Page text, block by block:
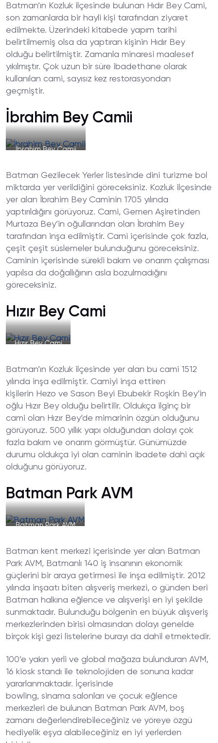
Batman’ın Kozluk ilçesinde bulunan Hıdır Bey Cami,
son zamanlarda bir hayli kişi tarafından ziyaret
edilmekte. Üzerindeki kitabede yapım tarihi
belirtilmemiş olsa da yaptıran kişinin Hıdır Bey
olduğu belirtilmiştir. Zamanla minaresi maalesef
yıkılmıştır. Çok uzun bir süre ibadethane olarak
kullanılan cami, sayısız kez restorasyondan
geçmiştir.
İbrahim Bey Camii
İbrahim Bey Camii
Batman Gezilecek Yerler listesinde dini turizme bol
miktarda yer verildiğini göreceksiniz. Kozluk ilçesinde
yer alan İbrahim Bey Caminin 1705 yılında
yaptırıldığını görüyoruz. Cami, Gemen Aşiretinden
Murtaza Bey’in oğullarından olan İbrahim Bey
tarafından inşa edilmiştir. Cami içerisinde çok fazla,
çeşit çeşit süslemeler bulunduğunu göreceksiniz.
Caminin içerisinde sürekli bakım ve onarım çalışması
yapılsa da doğallığının asla bozulmadığını
göreceksiniz.
Hızır Bey Cami
Hızır Bey Cami
Batman’ın Kozluk ilçesinde yer alan bu cami 1512
yılında inşa edilmiştir. Camiyi inşa ettiren
kişilerin Hezo ve Sason Beyi Ebubekir Roşkin Bey’in
oğlu Hızır Bey olduğu belirtilir. Oldukça ilginç bir
cami olan Hızır Bey’de mimarinin özgün olduğunu
görüyoruz. 500 yıllık yapı olduğundan dolayı çok
fazla bakım ve onarım görmüştür. Günümüzde
durumu oldukça iyi olan caminin ibadete dahi açık
olduğunu görüyoruz.
Batman Park AVM
Batman Park AVM
Batman kent merkezi içerisinde yer alan Batman
Park AVM, Batmanlı 140 iş insanının ekonomik
güçlerini bir araya getirmesi ile inşa edilmiştir. 2012
yılında inşaatı biten alışveriş merkezi, o günden beri
Batman halkına eğlence ve alışverişi en iyi şekilde
sunmaktadır. Bulunduğu bölgenin en büyük alışveriş
merkezlerinden birisi olmasından dolayı genelde
birçok kişi gezi listelerine burayı da dahil etmektedir.
100’e yakın yerli ve global mağaza bulunduran AVM,
16 kiosk standı ile teknolojiden de sonuna kadar
yararlanmaktadır. İçerisinde
bowling, sinama salonları ve çocuk eğlence
merkezleri de bulunan Batman Park AVM, boş
zamanı değerlendirebileceğiniz ve yöreye özgü
hediyelik eşya alabileceğiniz en iyi yerlerden